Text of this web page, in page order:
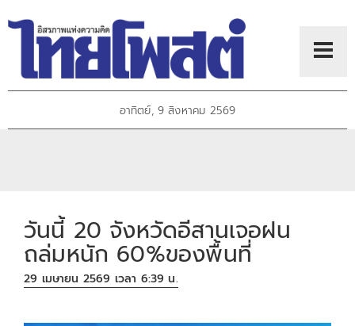
อาทิตย์, 9 สิงหาคม 2569
วันนี้ 20 จังหวัดอีสานเจอฝน
ถล่มหนัก 60%ของพื้นที่
29 เมษายน 2569 เวลา 6:39 น.